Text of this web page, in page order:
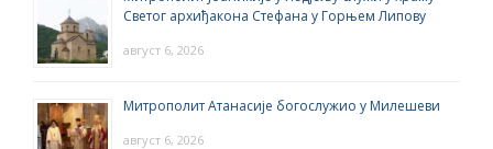
Светог архиђакона Стефана у Горњем Липову
август 6, 2026
Митрополит Атанасије богослужио у Милешеви
август 6, 2026